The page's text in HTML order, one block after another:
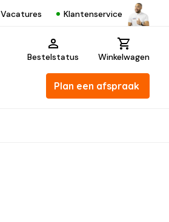
Vacatures Klantenservice
Bestelstatus Winkelwagen
Plan een afspraak